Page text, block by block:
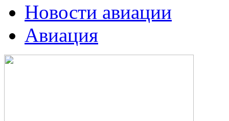
Новости авиации
Авиация